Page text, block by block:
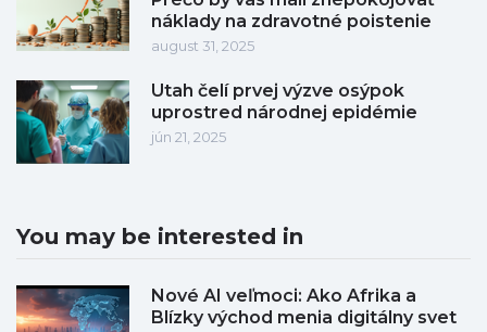
náklady na zdravotné poistenie
august 31, 2025
Utah čelí prvej výzve osýpok
uprostred národnej epidémie
jún 21, 2025
You may be interested in
Nové AI veľmoci: Ako Afrika a
Blízky východ menia digitálny svet